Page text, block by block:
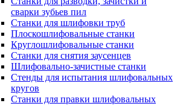
сварки зубьев пил
Станки для шлифовки труб
Плоскошлифовальные станки
Круглошлифовальные станки
Станки для снятия заусенцев
Шлифовально-зачистные станки
Стенды для испытания шлифовальных
кругов
Станки для правки шлифовальных